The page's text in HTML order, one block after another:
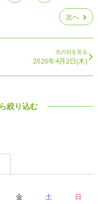
次へ
次の日を見る
2026年4月2日(木)
絞り込む
金 土 日